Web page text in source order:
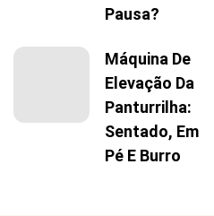
Pausa?
Máquina De
Elevação Da
Panturrilha:
Sentado, Em
Pé E Burro